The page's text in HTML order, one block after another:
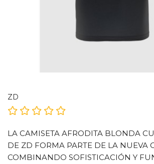
ZD
LA CAMISETA AFRODITA BLONDA
DE ZD FORMA PARTE DE LA NUEVA
COMBINANDO SOFISTICACIÓN Y